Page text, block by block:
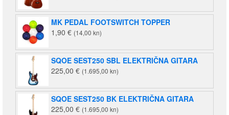
MK PEDAL FOOTSWITCH TOPPER
1,90 € (14,00 kn)
SQOE SEST250 SBL ELEKTRIČNA GITARA
225,00 € (1.695,00 kn)
SQOE SEST250 BK ELEKTRIČNA GITARA
225,00 € (1.695,00 kn)